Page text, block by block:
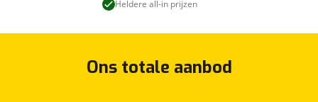
Heldere all-in prijzen
Ons totale aanbod